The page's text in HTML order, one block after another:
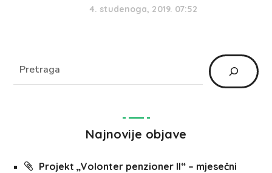
4. studenoga, 2019. 07:52
Najnovije objave
Projekt „Volonter penzioner II“ – mjesečni